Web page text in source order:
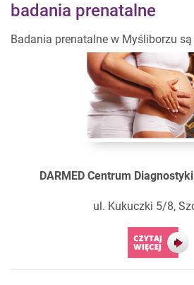
badania prenatalne
Badania prenatalne w Myśliborzu
DARMED Centrum
ul. Kukuczki 5/8,